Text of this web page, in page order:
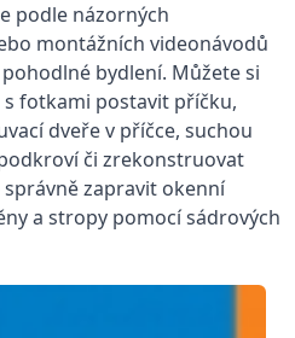
podle názorných
montážních videonávodů
bydlení. Můžete si
fotkami postavit příčku,
dveře v příčce, suchou
či zrekonstruovat
zapravit okenní
a stropy pomocí sádrových